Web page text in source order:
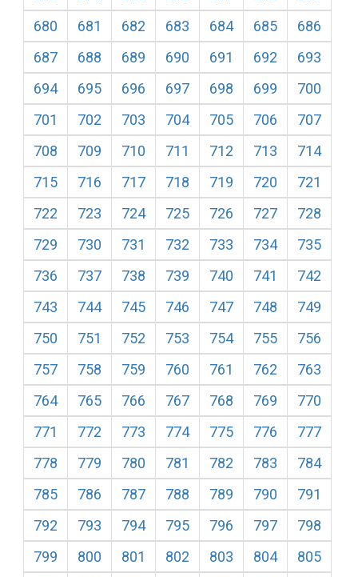
680
681 682 683 684 685
686
687
688 689 690 691 692
693
694
695 696 697 698 699
700
701
702 703 704 705 706
707
708
709 710 711 712 713
714
715
716 717 718 719 720
721
722
723 724 725 726 727
728
729
730 731 732 733 734
735
736
737 738 739 740 741
742
743
744 745 746 747 748
749
750
751 752 753 754 755
756
757
758 759 760 761 762
763
764
765 766 767 768 769
770
771
772 773 774 775 776
777
778
779 780 781 782 783
784
785
786 787 788 789 790
791
792
793 794 795 796 797
798
799
800 801 802 803 804
805